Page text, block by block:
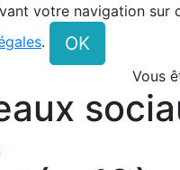
votre navigation
. OK
Vous